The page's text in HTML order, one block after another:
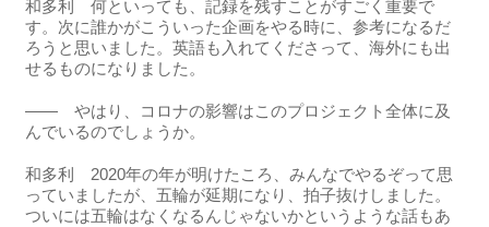
和多利 何といっても、記録を残すことがすごく重要で
す。次に誰かがこういった企画をやる時に、参考になるだ
ろうと思いました。英語も入れてくださって、海外にも出
せるものになりました。
―― やはり、コロナの影響はこのプロジェクト全体に及
んでいるのでしょうか。
和多利 2020年の年が明けたころ、みんなでやるぞって思
っていましたが、五輪が延期になり、拍子抜けしました。
ついには五輪はなくなるんじゃないかというような話もあ